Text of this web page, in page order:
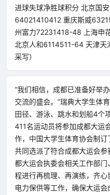
进球失球净胜球积分 北京国
64021410412 重庆斯威
州富力72231418-48 上海申
北京人和6114511-64 天津
采写）
“我们相信，成都已准备好举
交流的盛会。”瑞典大学生体
田径、游泳、跳水和划船4个
411名运动员将参加成都大运
作，中国大学生体育协会制
共同选派了符合成都大运会
都大运会执委会相关工作部
程进行再梳理、再演练，齐心
电力保供等工作，确保大运